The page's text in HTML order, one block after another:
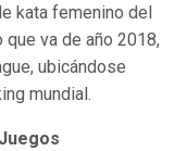
kata femenino del
va de año 2018,
ubicándose
mundial.